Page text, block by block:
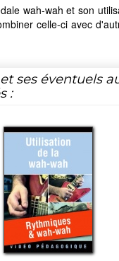
wah-wah et son
celle-ci avec
ses éventuels
: